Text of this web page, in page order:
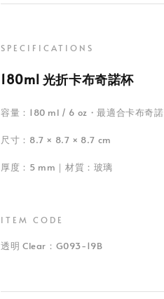
SPECIFICATIONS
180ml 光折卡布奇諾杯
容量：180 ml / 6 oz・最適合卡布奇諾
尺寸：8.7 × 8.7 × 8.7 cm
厚度：5 mm｜材質：玻璃
ITEM CODE
透明 Clear：G093-19B